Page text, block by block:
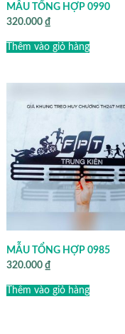
MẪU TỔNG HỢP 0990
320.000 ₫
Thêm vào giỏ hàng
MẪU TỔNG HỢP 0985
320.000 ₫
Thêm vào giỏ hàng